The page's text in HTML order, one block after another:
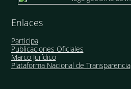
Enlaces
Participa
Publicaciones Oficiales
Marco Jurídico
Plataforma Nacional de Transparencia